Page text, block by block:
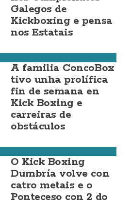
Galegos de
Kickboxing e pensa
nos Estatais
A familia ConcoBox
tivo unha prolífica
fin de semana en
Kick Boxing e
carreiras de
obstáculos
O Kick Boxing
Dumbría volve con
catro metais e o
Ponteceso con 2 do